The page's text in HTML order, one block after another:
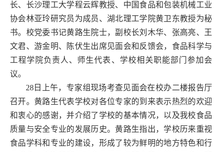
长、长沙理工大学程云辉教授、中国食品和包装机械工业
协会林亚玲研究员为成员、湖北理工学院黄卫东教授为秘
书。校党委书记黄路生院士，副校长刘木华、张高亮、王
文君、游金明、陈伏生出席见面会和反馈会，食品科学与
工程学院负责人、师生代表、学校相关职能部门参加会
议。
28日上午，专家组现场考查见面会在校办二楼报告厅
召开。黄路生代表学校对各位专家的到来表示热烈的欢迎
和衷心的感谢，并介绍了学校的基本情况，以及我校食品
质量与安全专业的发展历史。黄路生指出，学校历来重视
食品学科和专业的建设，形成了较为鲜明的地方特色和行